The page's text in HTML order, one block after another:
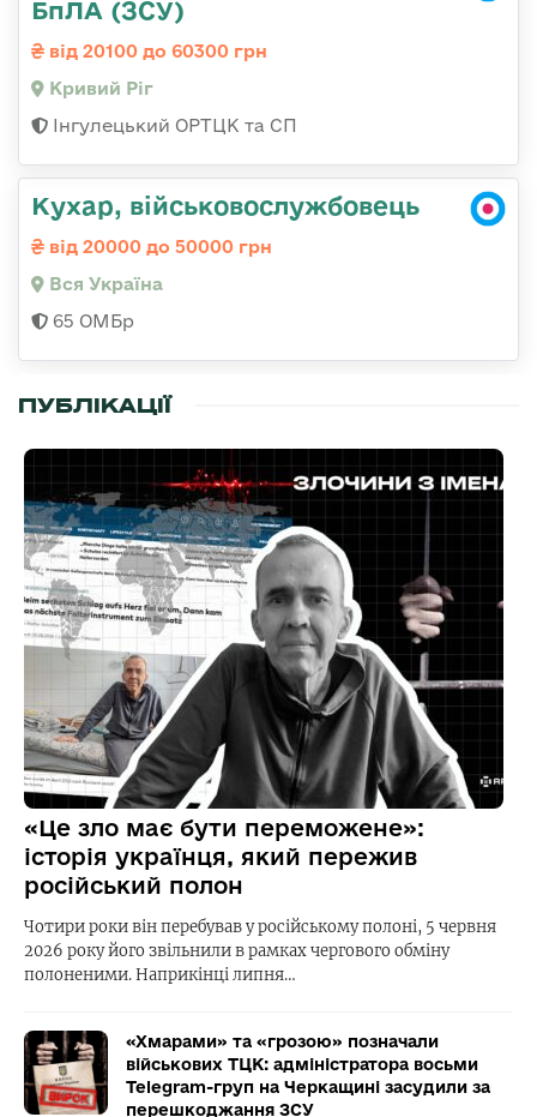
БпЛА (ЗСУ)
від 20100 до 60300 грн
Кривий Ріг
Інгулецький ОРТЦК та СП
Кухар, військовослужбовець
від 20000 до 50000 грн
Вся Україна
65 ОМБр
ПУБЛІКАЦІЇ
«Це зло має бути переможене»:
історія українця, який пережив
російський полон
Чотири роки він перебував у російському полоні, 5 червня
2026 року його звільнили в рамках чергового обміну
полоненими. Наприкінці липня…
«Хмарами» та «грозою» позначали
військових ТЦК: адміністратора восьми
Telegram-груп на Черкащині засудили за
перешкоджання ЗСУ